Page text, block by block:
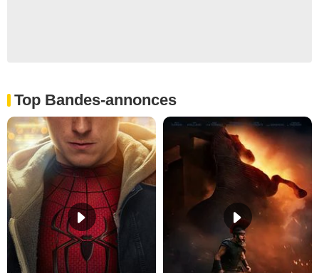
Top Bandes-annonces